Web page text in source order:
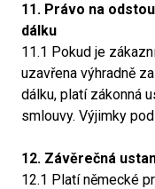
11. Právo na
dálku
11.1 Pokud je
uzavřena výhradně
dálku, platí zákonná
smlouvy. Výjimky
12. Závěrečná
12.1 Platí německé